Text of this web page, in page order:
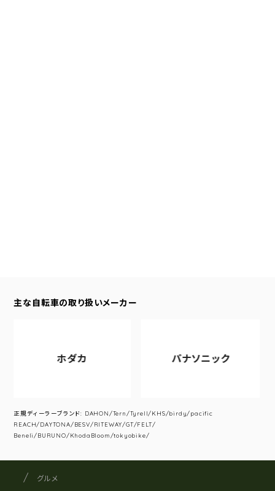
主な自転車の取り扱いメーカー
ホダカ パナソニック
正規ディーラーブランド: DAHON/Tern/Tyrell/KHS/birdy/pacific
REACH/DAYTONA/BESV/RITEWAY/GT/FELT/
Beneli/BURUNO/KhodaBloom/tokyobike/
サイト内の現在地
サイクルショップナカゴヤ
グルメ